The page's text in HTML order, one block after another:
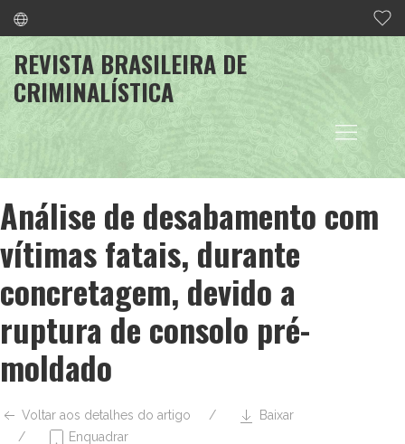
REVISTA BRASILEIRA DE
CRIMINALÍSTICA
Análise de desabamento com
vítimas fatais, durante
concretagem, devido a
ruptura de consolo pré-
moldado
Voltar aos detalhes do artigo
Baixar
Enquadrar